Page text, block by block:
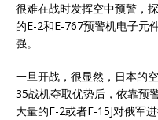
很难在战时发挥空中预警，
的E-2和E-767预警机电子元
强。
一旦开战，很显然，日本的
35战机夺取优势后，依靠预
大量的F-2或者F-15J对俄军